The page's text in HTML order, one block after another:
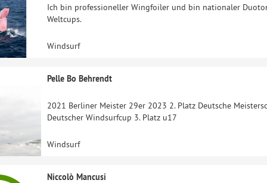
Ich bin professioneller Wingfoiler und bin nationaler
Weltcups.
Windsurf
Pelle Bo Behrendt
2021 Berliner Meister 29er 2023 2. Platz Deutsche
Deutscher Windsurfcup 3. Platz u17
Windsurf
Niccolò Mancusi